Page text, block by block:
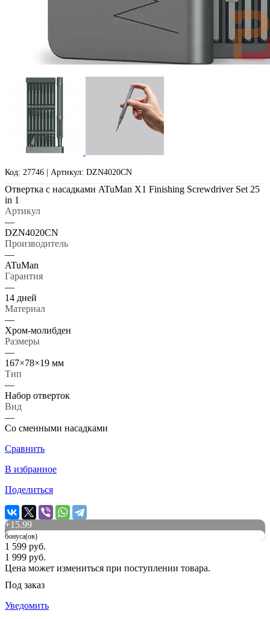
Код: 27746 | Артикул: DZN4020CN
Отвертка с насадками ATuMan X1 Finishing Screwdriver Set 25
in 1
Артикул
—
DZN4020CN
Производитель
—
ATuMan
Гарантия
—
14 дней
Материал
—
Xром-молибден
Размеры
—
167×78×19 мм
Тип
—
Набор отверток
Вид
—
Со сменными насадками
Сравнить
В избранное
Поделиться
+15.99
бонуса(ов)
1 599 руб.
1 999 руб.
Цена может измениться при поступлении товара.
Под заказ
Уведомить